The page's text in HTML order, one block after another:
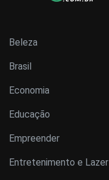
Beleza
Brasil
Economia
Educação
Empreender
Entretenimento e Lazer